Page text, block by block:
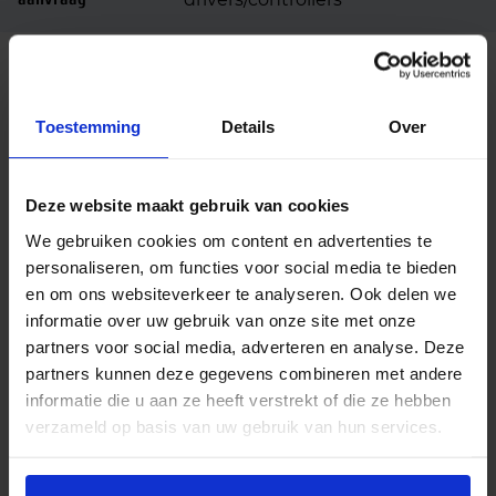
Toestemming Details Over
Deze website maakt gebruik van cookies
We gebruiken cookies om content en advertenties te
personaliseren, om functies voor social media te bieden
en om ons websiteverkeer te analyseren. Ook delen we
informatie over uw gebruik van onze site met onze
partners voor social media, adverteren en analyse. Deze
partners kunnen deze gegevens combineren met andere
informatie die u aan ze heeft verstrekt of die ze hebben
verzameld op basis van uw gebruik van hun services.
De Havana Jade LED strips IP68 zijn geschikt voor
buiten gebruik. Voor decoratieve gebruik is 24W
koof. De hogere wattages worden ook wel
toegepast voor algemene of accentverlichting. De
LED strips zijn leverbaar in warm wit (3000K) of koel
wit (4000K).
Houdt bij het kiezen van LED strips rekening met
het aantal LED’s per meter. Hoe meer LED’s per
meter, hoe egaler het licht word. Een egaal
lichtbeeld kan ook bereikt worden door aluminium
profielen met opale/matte covers. Je kan vaak ook